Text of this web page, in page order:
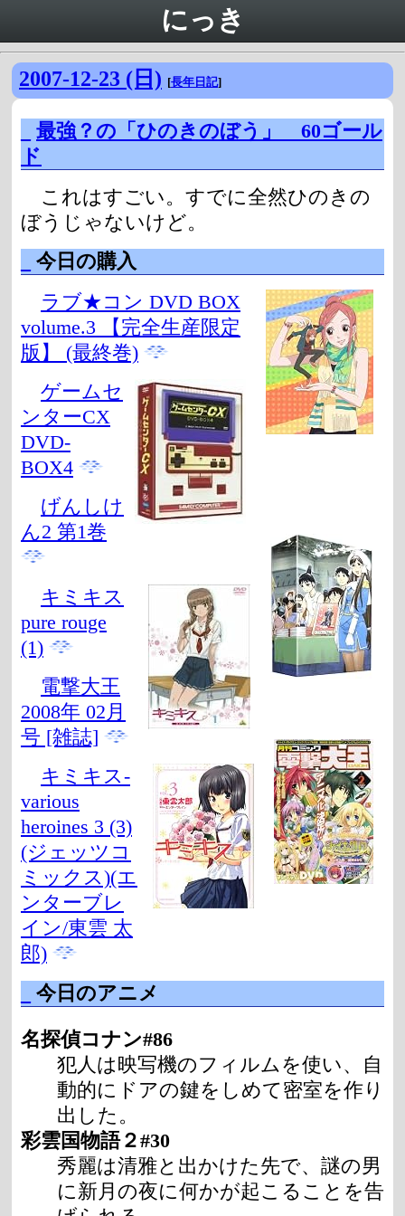
にっき
2007-12-23 (日) [長年日記]
最強？の「ひのきのぼう」 60ゴール
ド
これはすごい。すでに全然ひのきの
ぼうじゃないけど。
今日の購入
ラブ★コン DVD BOX
volume.3 【完全生産限定
版】 (最終巻)
ゲームセ
ンターCX
DVD-
BOX4
げんしけ
ん2 第1巻
キミキス
pure rouge
(1)
電撃大王
2008年 02月
号 [雑誌]
キミキス-
various
heroines 3 (3)
(ジェッツコ
ミックス)(エ
ンターブレ
イン/東雲 太
郎)
今日のアニメ
名探偵コナン#86
犯人は映写機のフィルムを使い、自
動的にドアの鍵をしめて密室を作り
出した。
彩雲国物語２#30
秀麗は清雅と出かけた先で、謎の男
に新月の夜に何かが起こることを告